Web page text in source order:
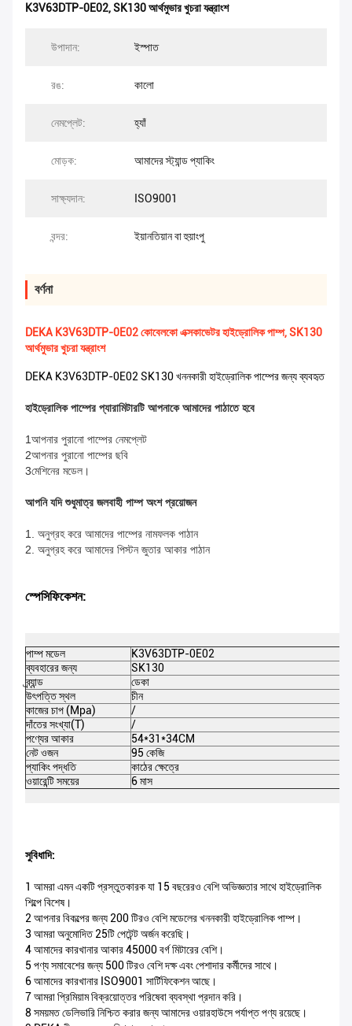
K3V63DTP-0E02,SK130 আর্থমুভার খুচরা যন্ত্রাংশ
উপাদান: ইস্পাত
রঙ: কালো
নেমপ্লেট: হ্যাঁ
মোড়ক: আমাদের স্ট্যান্ড প্যাকিং
সাক্ষ্যদান: ISO9001
বন্দর: ইয়ানতিয়ান বা হুয়াংপু
বর্ণনা
DEKA K3V63DTP-0E02 কোবেলকো এক্সকাভেটর হাইড্রোলিক পাম্প, SK130
আর্থমুভার খুচরা যন্ত্রাংশ
DEKA K3V63DTP-0E02 SK130 খননকারী হাইড্রোলিক পাম্পের জন্য ব্যবহৃত
হাইড্রোলিক পাম্পের প্যারামিটারটি আপনাকে আমাদের পাঠাতে হবে
1আপনার পুরানো পাম্পের নেমপ্লেট
2আপনার পুরানো পাম্পের ছবি
3মেশিনের মডেল।
আপনি যদি শুধুমাত্র জলবাহী পাম্প অংশ প্রয়োজন
1. অনুগ্রহ করে আমাদের পাম্পের নামফলক পাঠান
2. অনুগ্রহ করে আমাদের পিস্টন জুতার আকার পাঠান
স্পেসিফিকেশন:
পাম্প মডেল
K3V63DTP-0E02
ব্যবহারের জন্য
SK130
ব্র্যান্ড
ডেকা
উৎপত্তি স্থল
চীন
কাজের চাপ (Mpa)
/
দাঁতের সংখ্যা(T)
/
পণ্যের আকার
54*31*34CM
নেট ওজন
95 কেজি
প্যাকিং পদ্ধতি
কাঠের ক্ষেত্রে
ওয়ারেন্টি সময়ের
6 মাস
সুবিধাদি:
1 আমরা এমন একটি প্রস্তুতকারক যা 15 বছরেরও বেশি অভিজ্ঞতার সাথে হাইড্রোলিক
শিল্পে বিশেষ।
2 আপনার বিকল্পের জন্য 200 টিরও বেশি মডেলের খননকারী হাইড্রোলিক পাম্প।
3 আমরা অনুমোদিত 25টি পেটেন্ট অর্জন করেছি।
4 আমাদের কারখানার আকার 45000 বর্গ মিটারের বেশি।
5 পণ্য সমাবেশের জন্য 500 টিরও বেশি দক্ষ এবং পেশাদার কর্মীদের সাথে।
6 আমাদের কারখানার ISO9001 সার্টিফিকেশন আছে।
7 আমরা প্রিমিয়াম বিক্রয়োত্তর পরিষেবা ব্যবস্থা প্রদান করি।
8 সময়মত ডেলিভারি নিশ্চিত করার জন্য আমাদের ওয়ারহাউসে পর্যাপ্ত পণ্য রয়েছে।